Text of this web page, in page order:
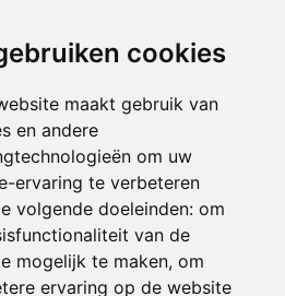
cookies
maakt gebruik van
en andere
om uw
ervaring te verbeteren
volgende doeleinden: om
van de
mogelijk te maken, om
ervaring op de website